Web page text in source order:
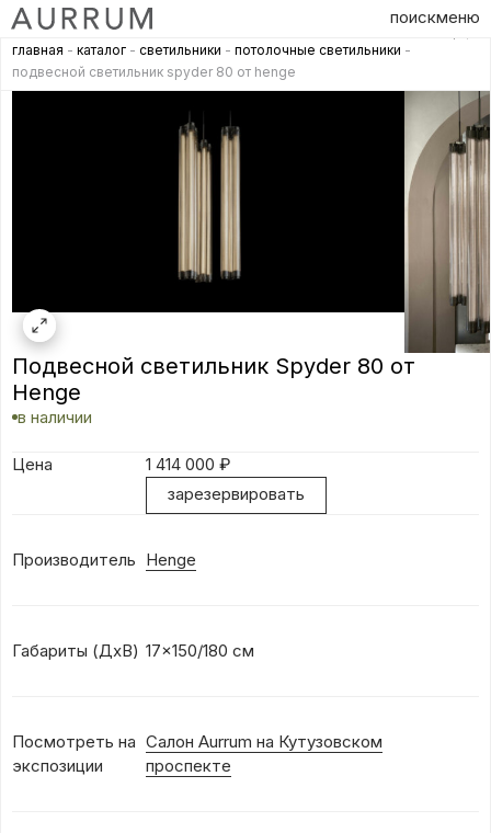
поискменю
главная - каталог - светильники - потолочные светильники -
подвесной светильник spyder 80 от henge
Подвесной светильник Spyder 80 от
Henge
в наличии
Цена 1 414 000 ₽
зарезервировать
Производитель Henge
Габариты (ДхВ) 17x150/180 см
Посмотреть на
экспозиции
Салон Aurrum на Кутузовском
проспекте